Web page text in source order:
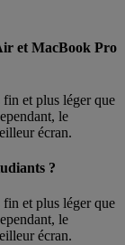
et MacBook Pro
et plus léger que
le
écran.
?
et plus léger que
le
écran.